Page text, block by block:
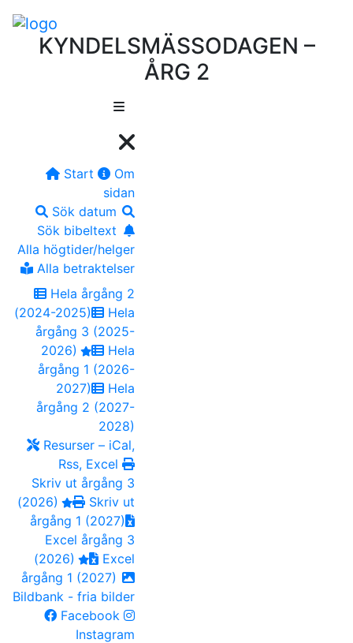
KYNDELSMÄSSODAGEN –
ÅRG 2
Start
Om
sidan
Sök datum
Sök bibeltext
Alla högtider/helger
Alla betraktelser
Hela årgång 2
(2024-2025)
Hela
årgång 3 (2025-
2026)
Hela
årgång 1 (2026-
2027)
Hela
årgång 2 (2027-
2028)
Resurser – iCal,
Rss, Excel
Skriv ut årgång 3
(2026)
Skriv ut
årgång 1 (2027)
Excel årgång 3
(2026)
Excel
årgång 1 (2027)
Bildbank - fria bilder
Facebook
Instagram